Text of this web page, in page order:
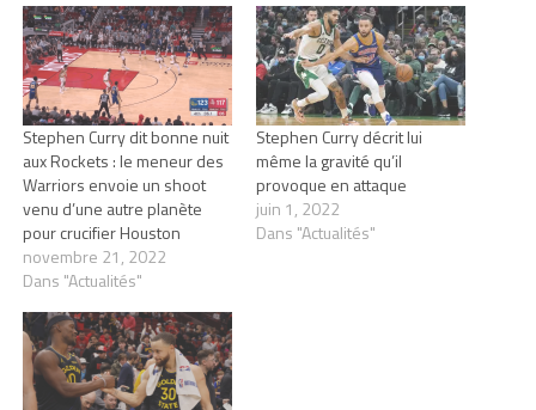
Stephen Curry dit bonne nuit
aux Rockets : le meneur des
Warriors envoie un shoot
venu d’une autre planète
pour crucifier Houston
novembre 21, 2022
Dans "Actualités"
Stephen Curry décrit lui
même la gravité qu’il
provoque en attaque
juin 1, 2022
Dans "Actualités"